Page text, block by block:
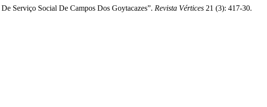
Serviço Social De Campos Dos Goytacazes”. Revista Vértices 21 (3): 417-30.